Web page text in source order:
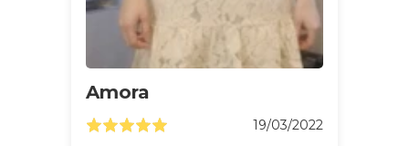
Amora
19/03/2022